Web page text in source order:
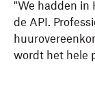
"We hadden in
de API.
wordt het hele